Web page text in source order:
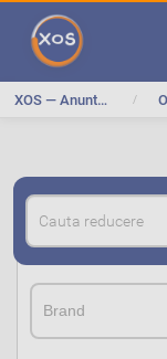
XOS — Anunturi Gratuite